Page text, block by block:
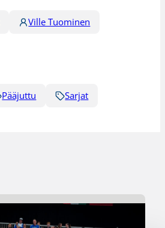
Ville Tuominen
Pääjuttu Sarjat